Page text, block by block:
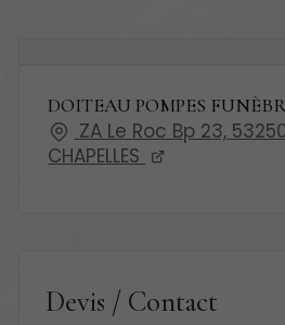
DOITEAU POMPES
ZA Le Roc Bp 23,
CHAPELLES
Devis / Contact